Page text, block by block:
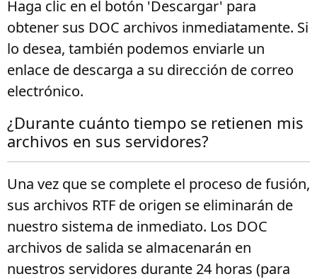
Haga clic en el botón 'Descargar' para
obtener sus DOC archivos inmediatamente. Si
lo desea, también podemos enviarle un
enlace de descarga a su dirección de correo
electrónico.
¿Durante cuánto tiempo se retienen mis
archivos en sus servidores?
Una vez que se complete el proceso de fusión,
sus archivos RTF de origen se eliminarán de
nuestro sistema de inmediato. Los DOC
archivos de salida se almacenarán en
nuestros servidores durante 24 horas (para